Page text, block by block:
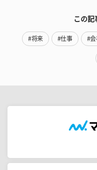
この記
#将来 #仕事 #会